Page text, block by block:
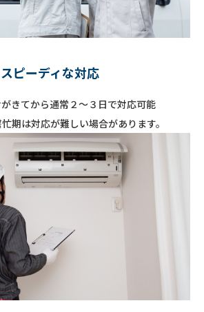
スピーディな対応
きてから通常２～３日で対応可能
期は対応が難しい場合があります。